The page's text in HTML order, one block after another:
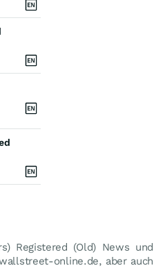
Registered (Old) News und
online.de, aber auch